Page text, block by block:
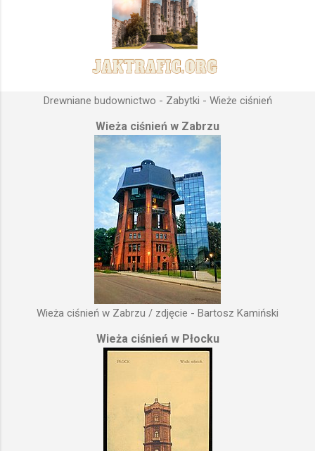
Drewniane budownictwo - Zabytki - Wieże ciśnień
Wieża ciśnień w Zabrzu
Wieża ciśnień w Zabrzu / zdjęcie - Bartosz Kamiński
Wieża ciśnień w Płocku